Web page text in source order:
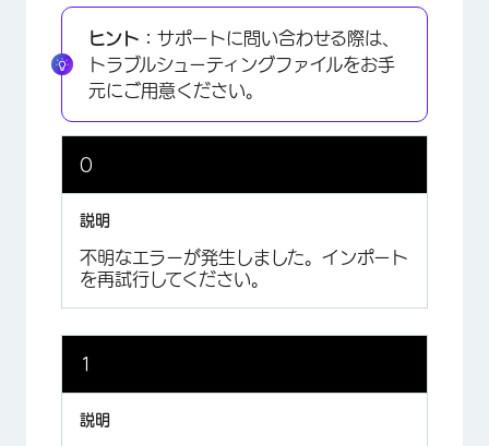
ヒント： サポートに問い合わせる際は、
トラブルシューティングファイルをお手
元にご用意ください。
0
不明なエラーが発生しました。インポート
を再試行してください。
1